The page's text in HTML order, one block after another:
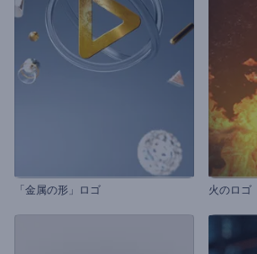
「金属の形」ロゴ 火のロゴ